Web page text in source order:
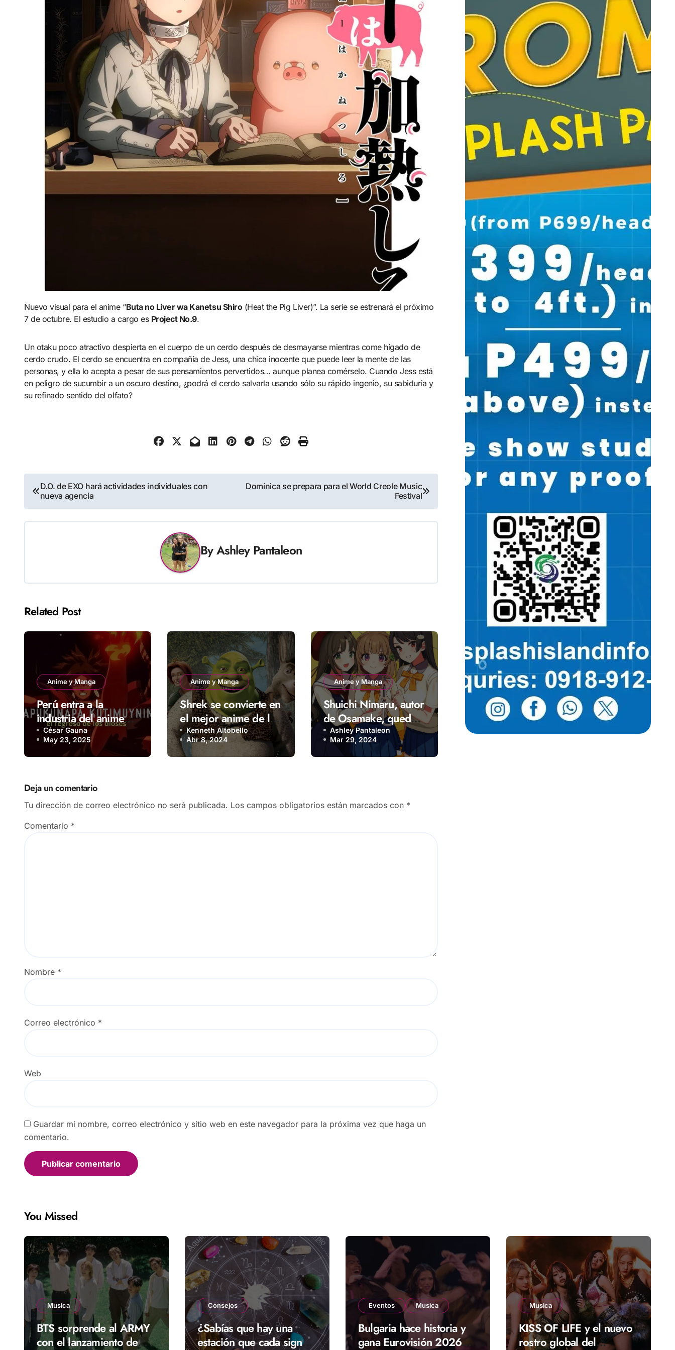
Nuevo visual para el anime “Buta no Liver wa Kanetsu Shiro(Heat the Pig Liver)”. La serie se estrenará el próximo
7 de octubre. El estudio a cargo es Project No.9.
Un otaku poco atractivo despierta en el cuerpo de un cerdo después de desmayarse mientras come hígado de
cerdo crudo. El cerdo se encuentra en compañía de Jess, una chica inocente que puede leer la mente de las
personas, y ella lo acepta a pesar de sus pensamientos pervertidos… aunque planea comérselo. Cuando Jess está
en peligro de sucumbir a un oscuro destino, ¿podrá el cerdo salvarla usando sólo su rápido ingenio, su sabiduría y
su refinado sentido del olfato?
Navegación
de
entradas
D.O. de EXO hará actividades individuales con
nueva agencia
Dominica se prepara para el World Creole Music
Festival
ByAshley Pantaleon
Related Post
Anime y Manga
Perú entra a la
industria del anime
con Apukunapa
Kutimuynin
César Gauna
May 23, 2025
Anime y Manga
Shrek se convierte en
el mejor anime de la
historia
Kenneth Altobello
Abr 8, 2024
Anime y Manga
Shuichi Nimaru, autor
de Osamake, queda
decepcionado con el
anime
Ashley Pantaleon
Mar 29, 2024
Deja un comentario
Tu dirección de correo electrónico no será publicada. Los campos obligatorios están marcados con *
Comentario *
Nombre *
Correo electrónico *
Web
Guardar mi nombre, correo electrónico y sitio web en este navegador para la próxima vez que haga un
comentario.
You Missed
Musica
BTS sorprende al ARMY
con el lanzamiento de
Consejos
¿Sabías que hay una
estación que cada signo
Eventos Musica
Bulgaria hace historia y
gana Eurovisión 2026
Musica
KISS OF LIFE y el nuevo
rostro global del